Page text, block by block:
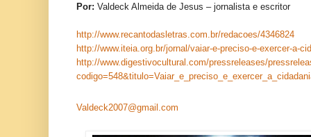
Por: Valdeck Almeida de Jesus – jornalista e escritor
http://www.recantodasletras.com.br/redacoes/4346824
http://www.iteia.org.br/jornal/vaiar-e-preciso-e-exercer-a-
http://www.digestivocultural.com/pressreleases/
Valdeck2007@gmail.com